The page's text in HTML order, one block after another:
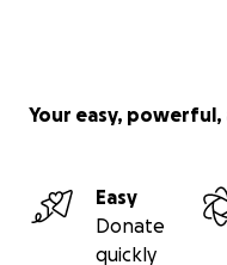
Your easy,
Easy
Donate
quickly